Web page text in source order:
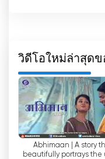
ดินที่เก่าแก่ที่สุดและ
ข้อได้เปรียบที่สำคั
การเข้าถึงได้ง่าย
ประเทศ แม้ในพื้นที่
อาจเข้าถึงได้จำกัด
การเผยแพร่ข้อมูล
วัฒนธรรมแก่ผู้ชมห
วิดีโอใหม่ล่าสุดข
Abhimaan | A story
beautifully portrays the